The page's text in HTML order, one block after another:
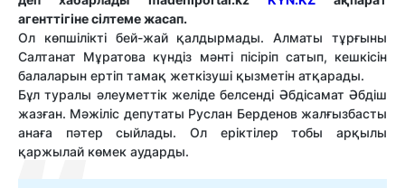
агенттігіне сілтеме жасап.
Ол көпшілікті бей-жай қалдырмады. Алматы тұрғыны
Салтанат Мұратова күндіз мәнті пісіріп сатып, кешкісін
балаларын ертіп тамақ жеткізуші қызметін атқарады.
Бұл туралы әлеуметтік желіде белсенді Әбдісамат Әбдіш
жазған. Мәжіліс депутаты Руслан Берденов жалғызбасты
анаға пәтер сыйлады. Ол еріктілер тобы арқылы
қаржылай көмек аударды.